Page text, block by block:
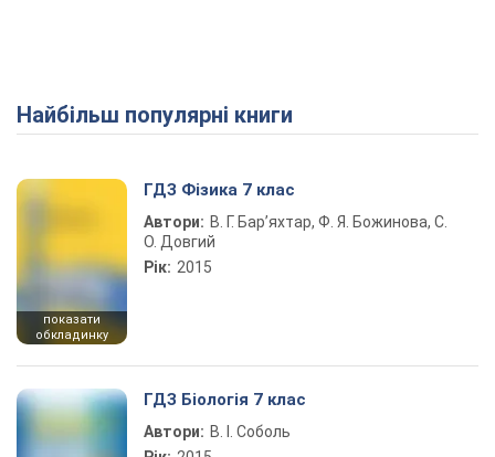
Play Video
Найбільш популярні книги
показати
обкладинку
ГДЗ Фізика 7 клас
Автори: В. Г. Бар’яхтар, Ф. Я. Божинова, С.
О. Довгий
Рік: 2015
ГДЗ Біологія 7 клас
Автори: В. І. Соболь